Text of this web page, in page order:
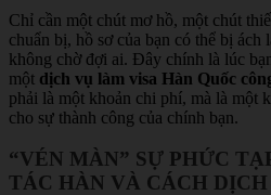
Chỉ cần một chút mơ hồ, một chút
chuẩn bị, hồ sơ của bạn có thể bị
không chờ đợi ai. Đây chính là lúc
một dịch vụ làm visa Hàn Quốc
phải là một khoản chi phí, mà là
cho sự thành công của chính bạn.
“VÉN MÀN” SỰ PHỨC
TÁC HÀN VÀ CÁCH